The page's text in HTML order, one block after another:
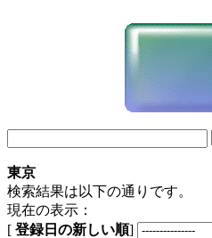
東京
検索結果は以下の通りです。
現在の表示：
[ 登録日の新しい順]